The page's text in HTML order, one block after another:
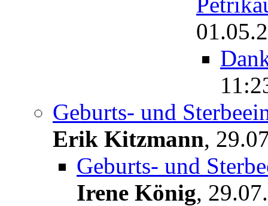
Geburts- und
Erik Kitzmann,
Geburts- und
Irene König,